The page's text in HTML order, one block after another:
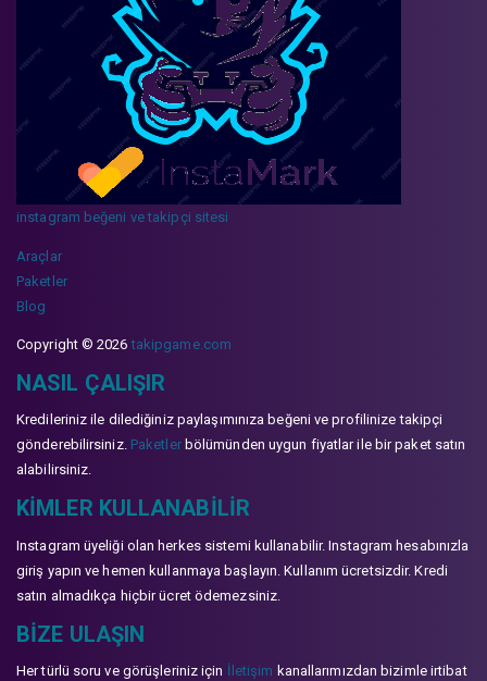
instagram beğeni ve takipçi sitesi
Araçlar
Paketler
Blog
Copyright © 2026takipgame.com
NASIL ÇALIŞIR
Kredileriniz ile dilediğiniz paylaşımınıza beğeni ve profilinize takipçi
gönderebilirsiniz. Paketlerbölümünden uygun fiyatlar ile bir paket satın
alabilirsiniz.
KIMLER KULLANABILIR
Instagram üyeliği olan herkes sistemi kullanabilir. Instagram hesabınızla
giriş yapın ve hemen kullanmaya başlayın. Kullanım ücretsizdir. Kredi
satın almadıkça hiçbir ücret ödemezsiniz.
BIZE ULAŞIN
Her türlü soru ve görüşleriniz için İletişim kanallarımızdan bizimle irtibat